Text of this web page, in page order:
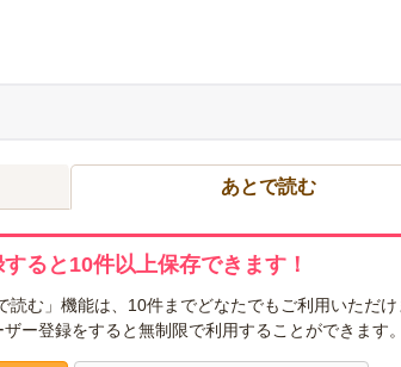
あとで読む
ると10件以上保存できます！
む」機能は、10件までどなたでもご利用いただけ
ー登録をすると無制限で利用することができます。